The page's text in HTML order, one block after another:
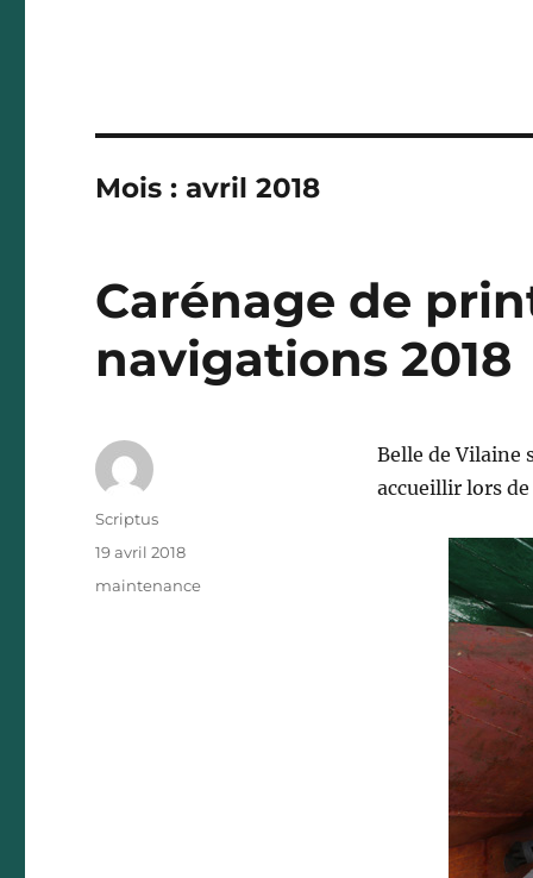
Mois :avril 2018
Carénage de
navigations 2018
Belle de Vilaine
accueillir lors de
Auteur
Scriptus
Publié
19 avril 2018
Catégories
maintenance